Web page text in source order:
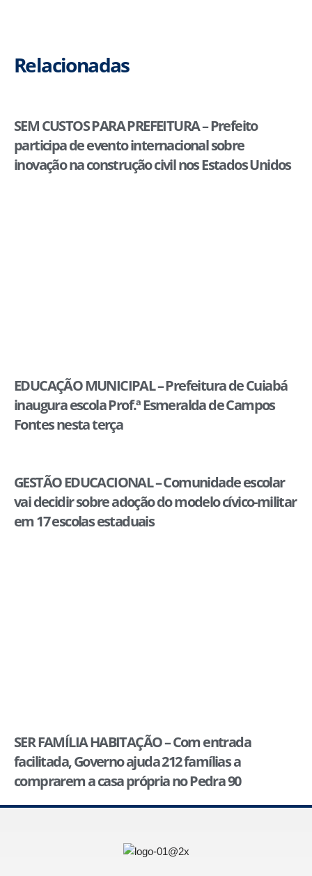
Relacionadas
SEM CUSTOS PARA PREFEITURA – Prefeito
participa de evento internacional sobre
inovação na construção civil nos Estados Unidos
EDUCAÇÃO MUNICIPAL – Prefeitura de Cuiabá
inaugura escola Prof.ª Esmeralda de Campos
Fontes nesta terça
GESTÃO EDUCACIONAL – Comunidade escolar
vai decidir sobre adoção do modelo cívico-militar
em 17 escolas estaduais
SER FAMÍLIA HABITAÇÃO – Com entrada
facilitada, Governo ajuda 212 famílias a
comprarem a casa própria no Pedra 90